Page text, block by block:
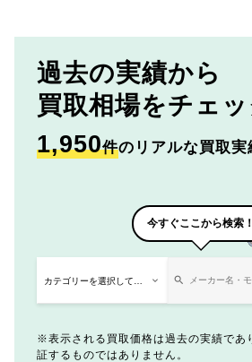
過去の実績から
買取相場をチェッ
1,950件のリアルな買取実
今すぐここから検索！
表示される買取価格は過去の実績であ
証するものではありません。